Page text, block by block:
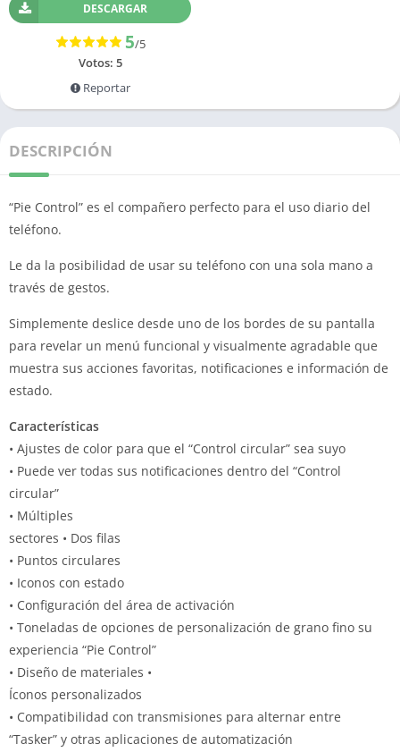
DESCARGAR
5/5
Votos: 5
Reportar
DESCRIPCIÓN
“Pie Control” es el compañero perfecto para el uso diario del
teléfono.
Le da la posibilidad de usar su teléfono con una sola mano a
través de gestos.
Simplemente deslice desde uno de los bordes de su pantalla
para revelar un menú funcional y visualmente agradable que
muestra sus acciones favoritas, notificaciones e información de
estado.
Características
• Ajustes de color para que el “Control circular” sea suyo
• Puede ver todas sus notificaciones dentro del “Control
circular”
• Múltiples
sectores • Dos filas
• Puntos circulares
• Iconos con estado
• Configuración del área de activación
• Toneladas de opciones de personalización de grano fino su
experiencia “Pie Control”
• Diseño de materiales •
Íconos personalizados
• Compatibilidad con transmisiones para alternar entre
“Tasker” y otras aplicaciones de automatización